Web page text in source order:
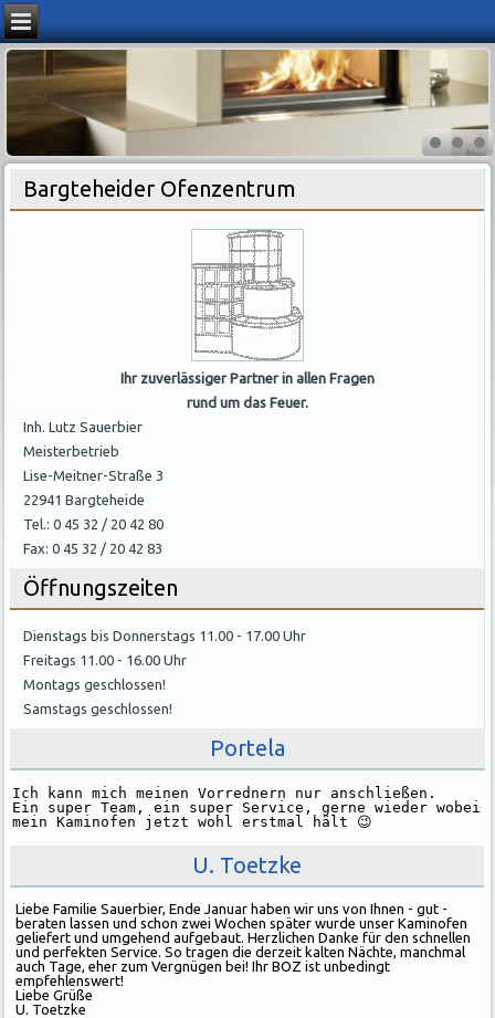
Bargteheider Ofenzentrum
Ihr zuverlässiger Partner in allen Fragen
rund um das Feuer.
Inh. Lutz Sauerbier
Meisterbetrieb
Lise-Meitner-Straße 3
22941 Bargteheide
Tel.: 0 45 32 / 20 42 80
Fax: 0 45 32 / 20 42 83
Öffnungszeiten
Dienstags bis Donnerstags 11.00 - 17.00 Uhr
Freitags 11.00 - 16.00 Uhr
Montags geschlossen!
Samstags geschlossen!
Portela
Ich kann mich meinen Vorrednern nur anschließen.
Ein super Team, ein super Service, gerne wieder wobei
mein Kaminofen jetzt wohl erstmal hält 😉
U. Toetzke
Liebe Familie Sauerbier, Ende Januar haben wir uns von Ihnen - gut -
beraten lassen und schon zwei Wochen später wurde unser Kaminofen
geliefert und umgehend aufgebaut. Herzlichen Danke für den schnellen
und perfekten Service. So tragen die derzeit kalten Nächte, manchmal
auch Tage, eher zum Vergnügen bei! Ihr BOZ ist unbedingt
empfehlenswert!
Liebe Grüße
U. Toetzke